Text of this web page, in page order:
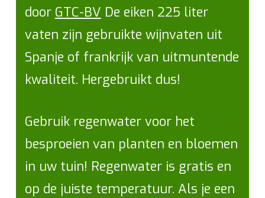
door GTC-BV De eiken 225 liter
vaten zijn gebruikte wijnvaten uit
Spanje of frankrijk van uitmuntende
kwaliteit. Hergebruikt dus!
Gebruik regenwater voor het
besproeien van planten en bloemen
in uw tuin! Regenwater is gratis en
op de juiste temperatuur. Als je een